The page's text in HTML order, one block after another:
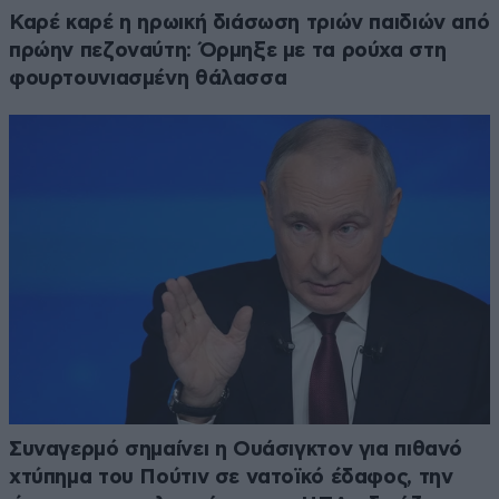
Καρέ καρέ η ηρωική διάσωση τριών παιδιών από
πρώην πεζοναύτη: Όρμηξε με τα ρούχα στη
φουρτουνιασμένη θάλασσα
Συναγερμό σημαίνει η Ουάσιγκτον για πιθανό
χτύπημα του Πούτιν σε νατοϊκό έδαφος, την